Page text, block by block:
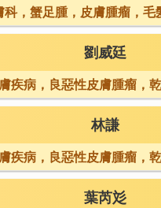
科，蟹足腫，皮膚腫瘤，毛
春痘，蕁麻疹...
劉威廷
疾病，良惡性皮膚腫瘤，
炎，蕁麻疹，免...
林謙
疾病，良惡性皮膚腫瘤，
炎，蕁麻疹，免...
葉芮彣